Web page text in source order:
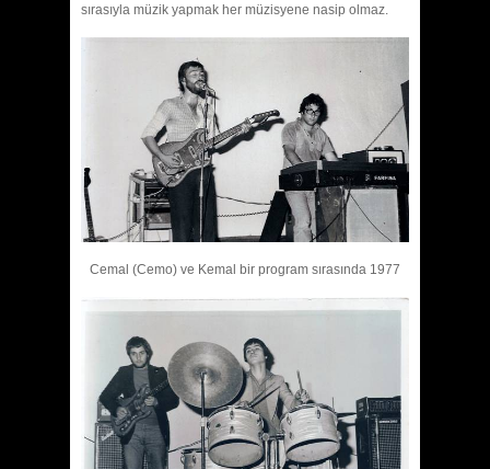
sırasıyla müzik yapmak her müzisyene nasip olmaz.
Cemal (Cemo) ve Kemal bir program sırasında 1977